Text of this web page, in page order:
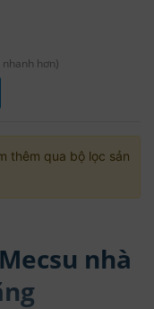
hơn)
thêm qua bộ lọc sản
nhà